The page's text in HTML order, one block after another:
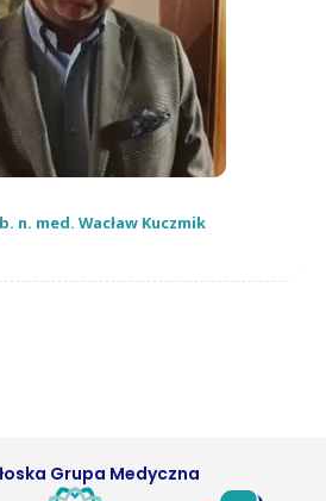
n. med. Wacław Kuczmik
Grupa Medyczna